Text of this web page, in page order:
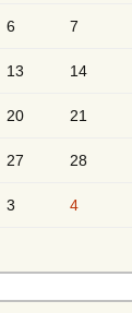
6 7
13 14
20 21
27 28
3 4